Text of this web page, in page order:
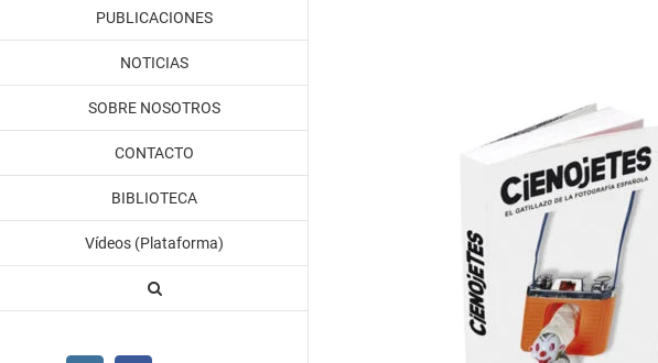
PUBLICACIONES
NOTICIAS
SOBRE NOSOTROS
CONTACTO
BIBLIOTECA
Vídeos (Plataforma)